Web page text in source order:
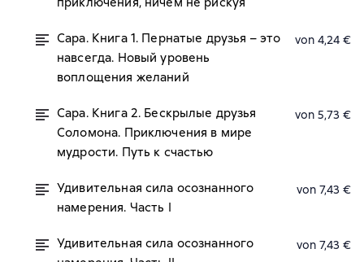
Сара. Книга 1. Пернатые друзья – это
навсегда. Новый уровень
воплощения желаний
von 4,24 €
Сара. Книга 2. Бескрылые друзья
Соломона. Приключения в мире
мудрости. Путь к счастью
von 5,73 €
Удивительная сила осознанного
намерения. Часть I
von 7,43 €
Удивительная сила осознанного
von 7,43 €